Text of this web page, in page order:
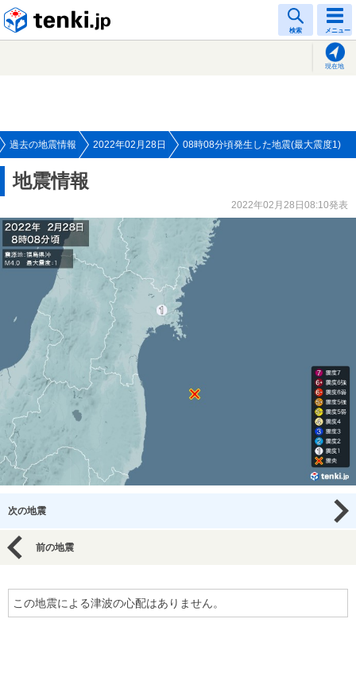
検索 メニュー
現在地
過去の地震情報 2022年02月28日 08時08分頃発生した地震(最大震度1)
地震情報
2022年02月28日08:10発表
次の地震
前の地震
この地震による津波の心配はありません。